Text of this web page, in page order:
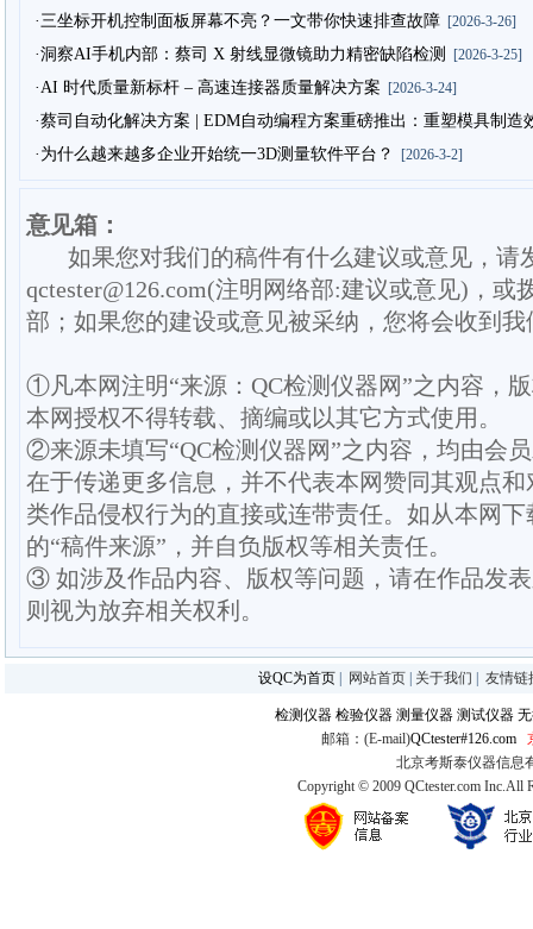
·三坐标开机控制面板屏幕不亮？一文带你快速排查故障[2026-3-26]
·洞察AI手机内部：蔡司 X 射线显微镜助力精密缺陷检测 [2026-3-25]
·AI 时代质量新标杆 – 高速连接器质量解决方案 [2026-3-24]
·蔡司自动化解决方案 | EDM自动编程方案重磅推出：重塑模具制造
·为什么越来越多企业开始统一3D测量软件平台？
[2026-3-2]
意见箱：
如果您对我们的稿件有什么建议或意见，请
qctester@126.com(注明网络部:建议或意见)，或
部；如果您的建设或意见被采纳，您将会收到
①凡本网注明“来源：QC检测仪器网”之内容，
本网授权不得转载、摘编或以其它方式使用。
②来源未填写“QC检测仪器网”之内容，均由会
在于传递更多信息，并不代表本网赞同其观点
类作品侵权行为的直接或连带责任。如从本网
的“稿件来源”，并自负版权等相关责任。
③ 如涉及作品内容、版权等问题，请在作品发
则视为放弃相关权利。
设QC为首页 网站首页 关于我们 友情链
检测仪器 检验仪器 测量仪器 测试仪器
邮箱：(E-mail)QCtester#126.com
北京考斯泰仪器信息
Copyright © 2009 QCtester.com Inc.All